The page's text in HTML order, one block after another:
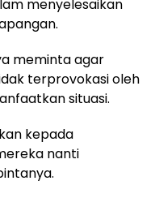
menyelesaikan
meminta agar
terprovokasi oleh
situasi.
kepada
nanti